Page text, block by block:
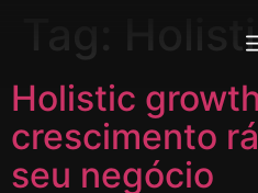
Holistic
crescimento
seu negócio